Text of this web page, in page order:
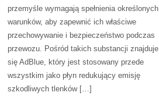
przemyśle wymagają spełnienia określonych
warunków, aby zapewnić ich właściwe
przechowywanie i bezpieczeństwo podczas
przewozu. Pośród takich substancji znajduje
się AdBlue, który jest stosowany przede
wszystkim jako płyn redukujący emisję
szkodliwych tlenków […]